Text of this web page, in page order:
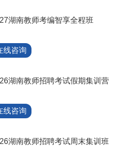
湖南教师考编智享全程班
线咨询
湖南教师招聘考试假期集训营
线咨询
湖南教师招聘考试周末集训班